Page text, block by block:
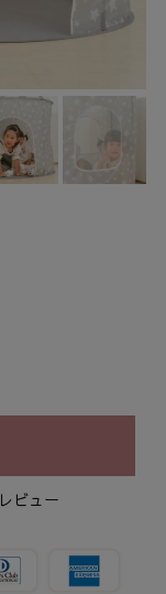
レビュー